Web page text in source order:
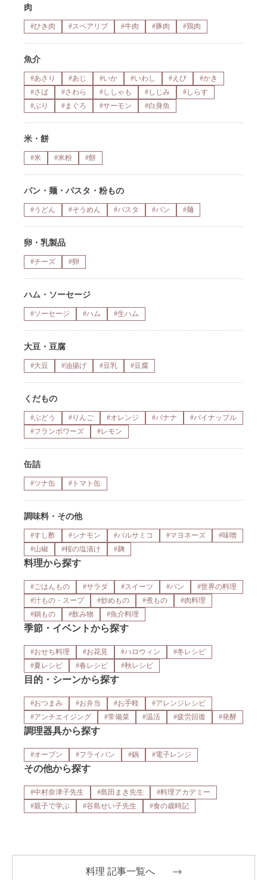
肉
#ひき肉 #スペアリブ #牛肉 #豚肉 #鶏肉
魚介
#あさり #あじ #いか #いわし #えび
#かき
#さば
#さわら #ししゃも #しじみ
#しらす
#ぶり
#まぐろ #サーモン #白身魚
米・餅
#米 #米粉 #餅
パン・麺・パスタ・粉もの
#うどん #そうめん #パスタ #パン #麺
卵・乳製品
#チーズ #卵
ハム・ソーセージ
#ソーセージ #ハム #生ハム
大豆・豆腐
#大豆 #油揚げ #豆乳 #豆腐
くだもの
#ぶどう #りんご #オレンジ #バナナ
#パイナップル
#フランボワーズ
#レモン
缶詰
#ツナ缶 #トマト缶
調味料・その他
#すし酢 #シナモン #バルサミコ #マヨネーズ
#味噌
#山椒
#桜の塩漬け #麹
料理から探す
#ごはんもの #サラダ #スイーツ #パン
#世界の料理
#汁もの・スープ
#炒めもの #煮もの
#肉料理
#鍋もの
#飲み物 #魚介料理
季節・イベントから探す
#おせち料理 #お花見 #ハロウィン
#冬レシピ
#夏レシピ
#春レシピ #秋レシピ
目的・シーンから探す
#おつまみ #お弁当 #お手軽
#アレンジレシピ
#アンチエイジング
#常備菜 #温活 #疲労回復 #発酵
調理器具から探す
#オーブン #フライパン #鍋 #電子レンジ
その他から探す
#中村奈津子先生 #島田まき先生
#料理アカデミー
#親子で学ぶ
#谷島せい子先生 #食の歳時記
料理 記事一覧へ